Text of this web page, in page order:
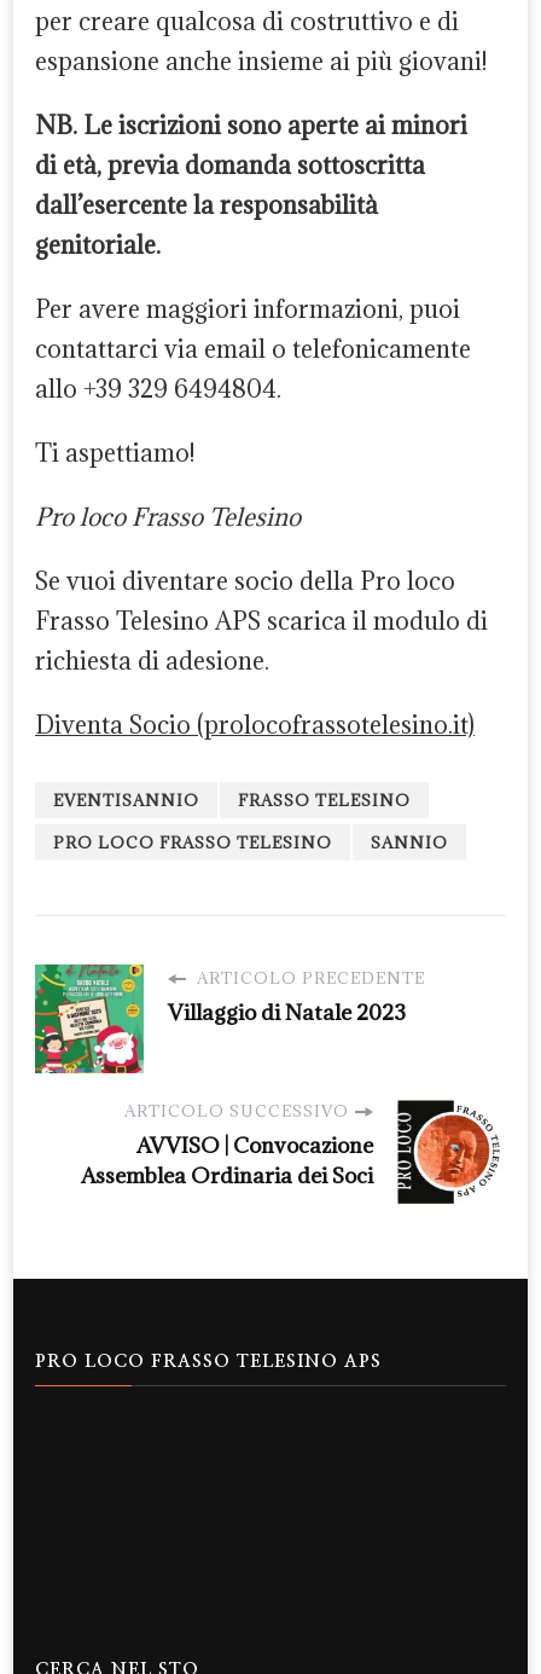
per creare qualcosa di costruttivo e di
espansione anche insieme ai più giovani!
NB. Le iscrizioni sono aperte ai minori
dietà, previa domanda sottoscritta
dall’esercente la responsabilità
genitoriale.
Per avere maggiori informazioni, puoi
contattarci via email o telefonicamente
allo +39 329 6494804.
Ti aspettiamo!
Pro loco Frasso Telesino
Se vuoi diventare socio della Pro loco
Frasso Telesino APS scarica il modulo di
richiesta di adesione.
Diventa Socio (prolocofrassotelesino.it)
EVENTISANNIO
FRASSO TELESINO
PRO LOCO FRASSO TELESINO
SANNIO
ARTICOLO PRECEDENTE
Villaggio di Natale 2023
ARTICOLO SUCCESSIVO
AVVISO | Convocazione
Assemblea Ordinaria dei Soci
PRO LOCO FRASSO TELESINO APS
CERCA NEL STO